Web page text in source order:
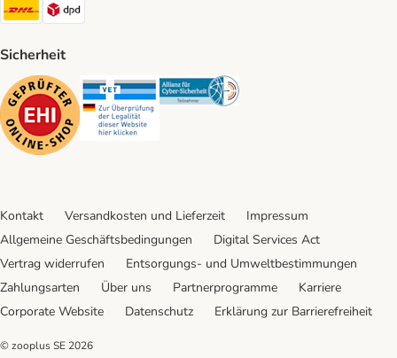
DHL Shipping Method
Sicherheit
Security Security Security
Kontakt Versandkosten und Lieferzeit
Impressum
Allgemeine Geschäftsbedingungen
Digital Services Act
Vertrag widerrufen
Entsorgungs- und Umweltbestimmungen
Zahlungsarten
Über uns Partnerprogramme
Karriere
Corporate Website
Datenschutz Erklärung zur Barrierefreiheit
© zooplus SE 2026